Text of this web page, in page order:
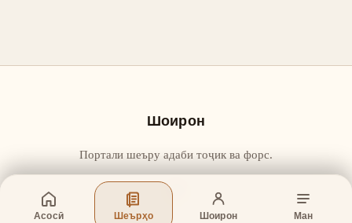
Асосӣ Шеърҳо Шоирон Ман
Шоирон
Портали шеъру адаби тоҷик ва форс.